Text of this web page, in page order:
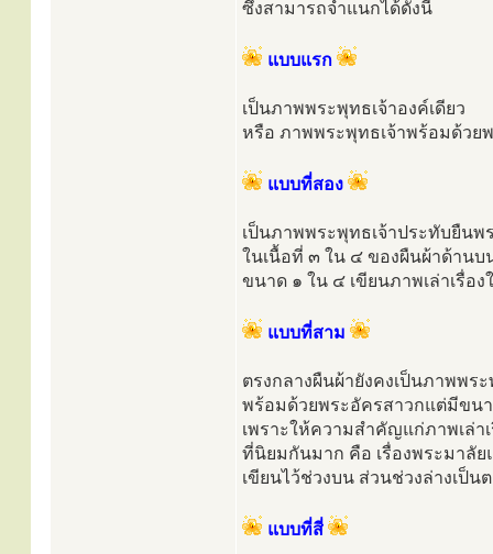
ซึ่งสามารถจำแนกได้ดังนี้
แบบแรก
เป็นภาพพระพุทธเจ้าองค์เดียว
หรือ ภาพพระพุทธเจ้าพร้อมด้วย
แบบที่สอง
เป็นภาพพระพุทธเจ้าประทับยืนพ
ในเนื้อที่ ๓ ใน ๔ ของผืนผ้าด้านบ
ขนาด ๑ ใน ๔ เขียนภาพเล่าเรื่อ
แบบที่สาม
ตรงกลางผืนผ้ายังคงเป็นภาพพร
พร้อมด้วยพระอัครสาวกแต่มีขน
เพราะให้ความสำคัญแก่ภาพเล่า
ที่นิยมกันมาก คือ เรื่องพระมาลั
เขียนไว้ช่วงบน ส่วนช่วงล่างเป็
แบบที่สี่